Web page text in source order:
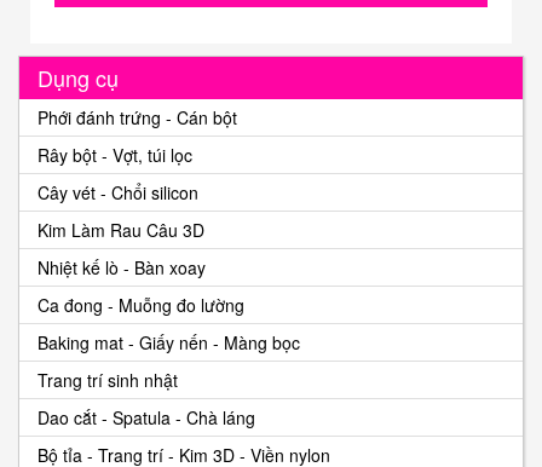
Dụng cụ
Phới đánh trứng - Cán bột
Rây bột - Vợt, túi lọc
Cây vét - Chổi silicon
Kim Làm Rau Câu 3D
Nhiệt kế lò - Bàn xoay
Ca đong - Muỗng đo lường
Baking mat - Giấy nến - Màng bọc
Trang trí sinh nhật
Dao cắt - Spatula - Chà láng
Bộ tỉa - Trang trí - Kim 3D - Viền nylon